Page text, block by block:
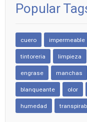
Popular
cuero impermeable
tintoreria limpieza
engrase manchas
blanqueante olor
humedad